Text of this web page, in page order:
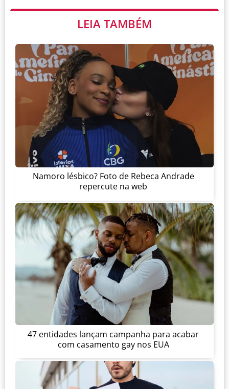
LEIA TAMBÉM
Namoro lésbico? Foto de Rebeca Andrade
repercute na web
47 entidades lançam campanha para acabar
com casamento gay nos EUA